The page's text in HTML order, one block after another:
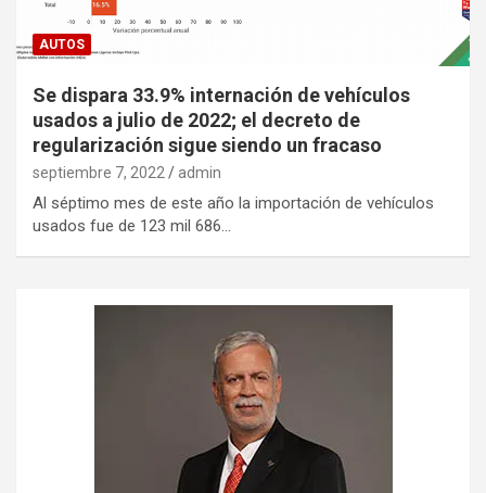
AUTOS
Se dispara 33.9% internación de vehículos
usados a julio de 2022; el decreto de
regularización sigue siendo un fracaso
septiembre 7, 2022 admin
Al séptimo mes de este año la importación de vehículos
usados fue de 123 mil 686…